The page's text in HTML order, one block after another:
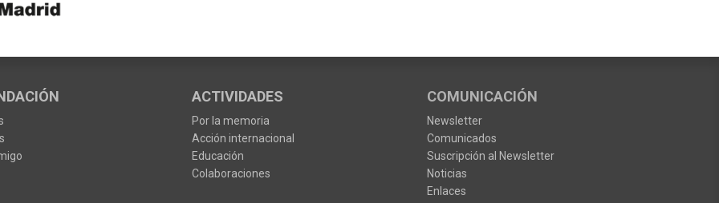
ACTIVIDADES
Por la memoria
Acción internacional
Educación
Colaboraciones
COMUNICACIÓN
Newsletter
Comunicados
Suscripción al Newsletter
Noticias
Enlaces